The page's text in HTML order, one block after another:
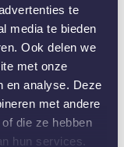
te
media te bieden
Ook delen we
met onze
en analyse. Deze
met andere
die ze hebben
hun services.